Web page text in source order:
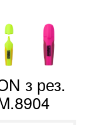
з рез.